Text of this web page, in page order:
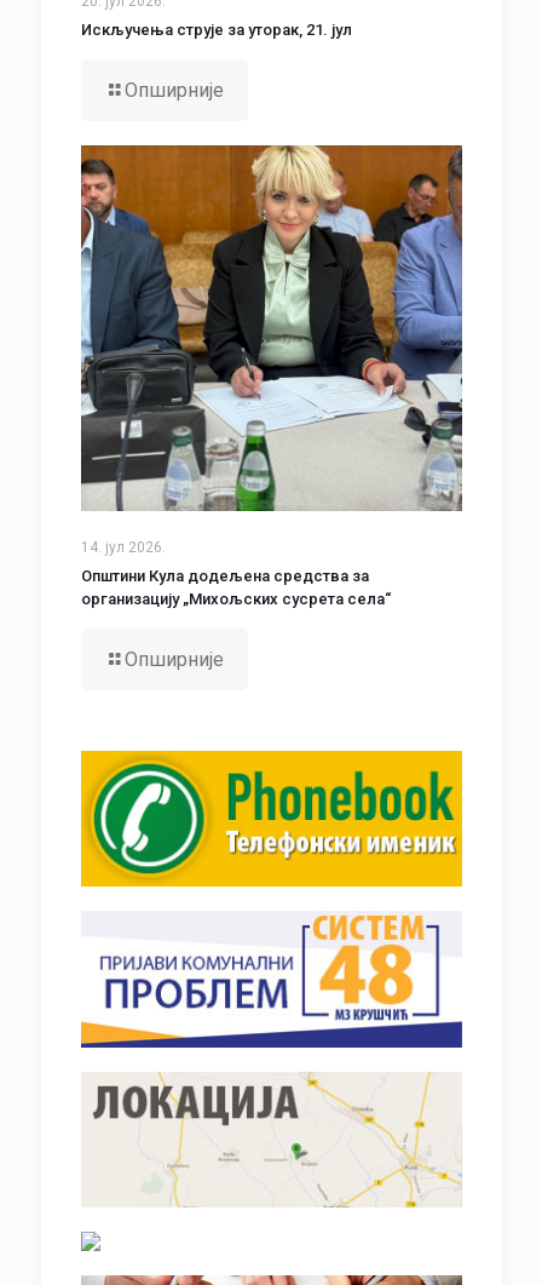
Искључења струје за уторак, 21. јул
Опширније
14. јул 2026.
Општини Кула додељена средства за
организацију „Михољских сусрета села“
Опширније